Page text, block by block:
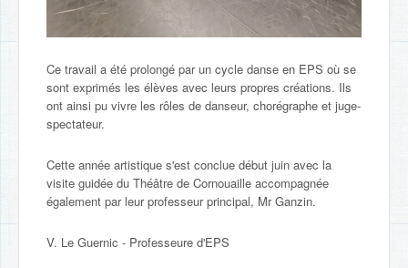
Ce travail a été prolongé par un cycle danse en EPS où se
sont exprimés les élèves avec leurs propres créations. Ils
ont ainsi pu vivre les rôles de danseur, chorégraphe et juge-
spectateur.
Cette année artistique s'est conclue début juin avec la
visite guidée du Théâtre de Cornouaille accompagnée
également par leur professeur principal, Mr Ganzin.
V. Le Guernic - Professeure d'EPS